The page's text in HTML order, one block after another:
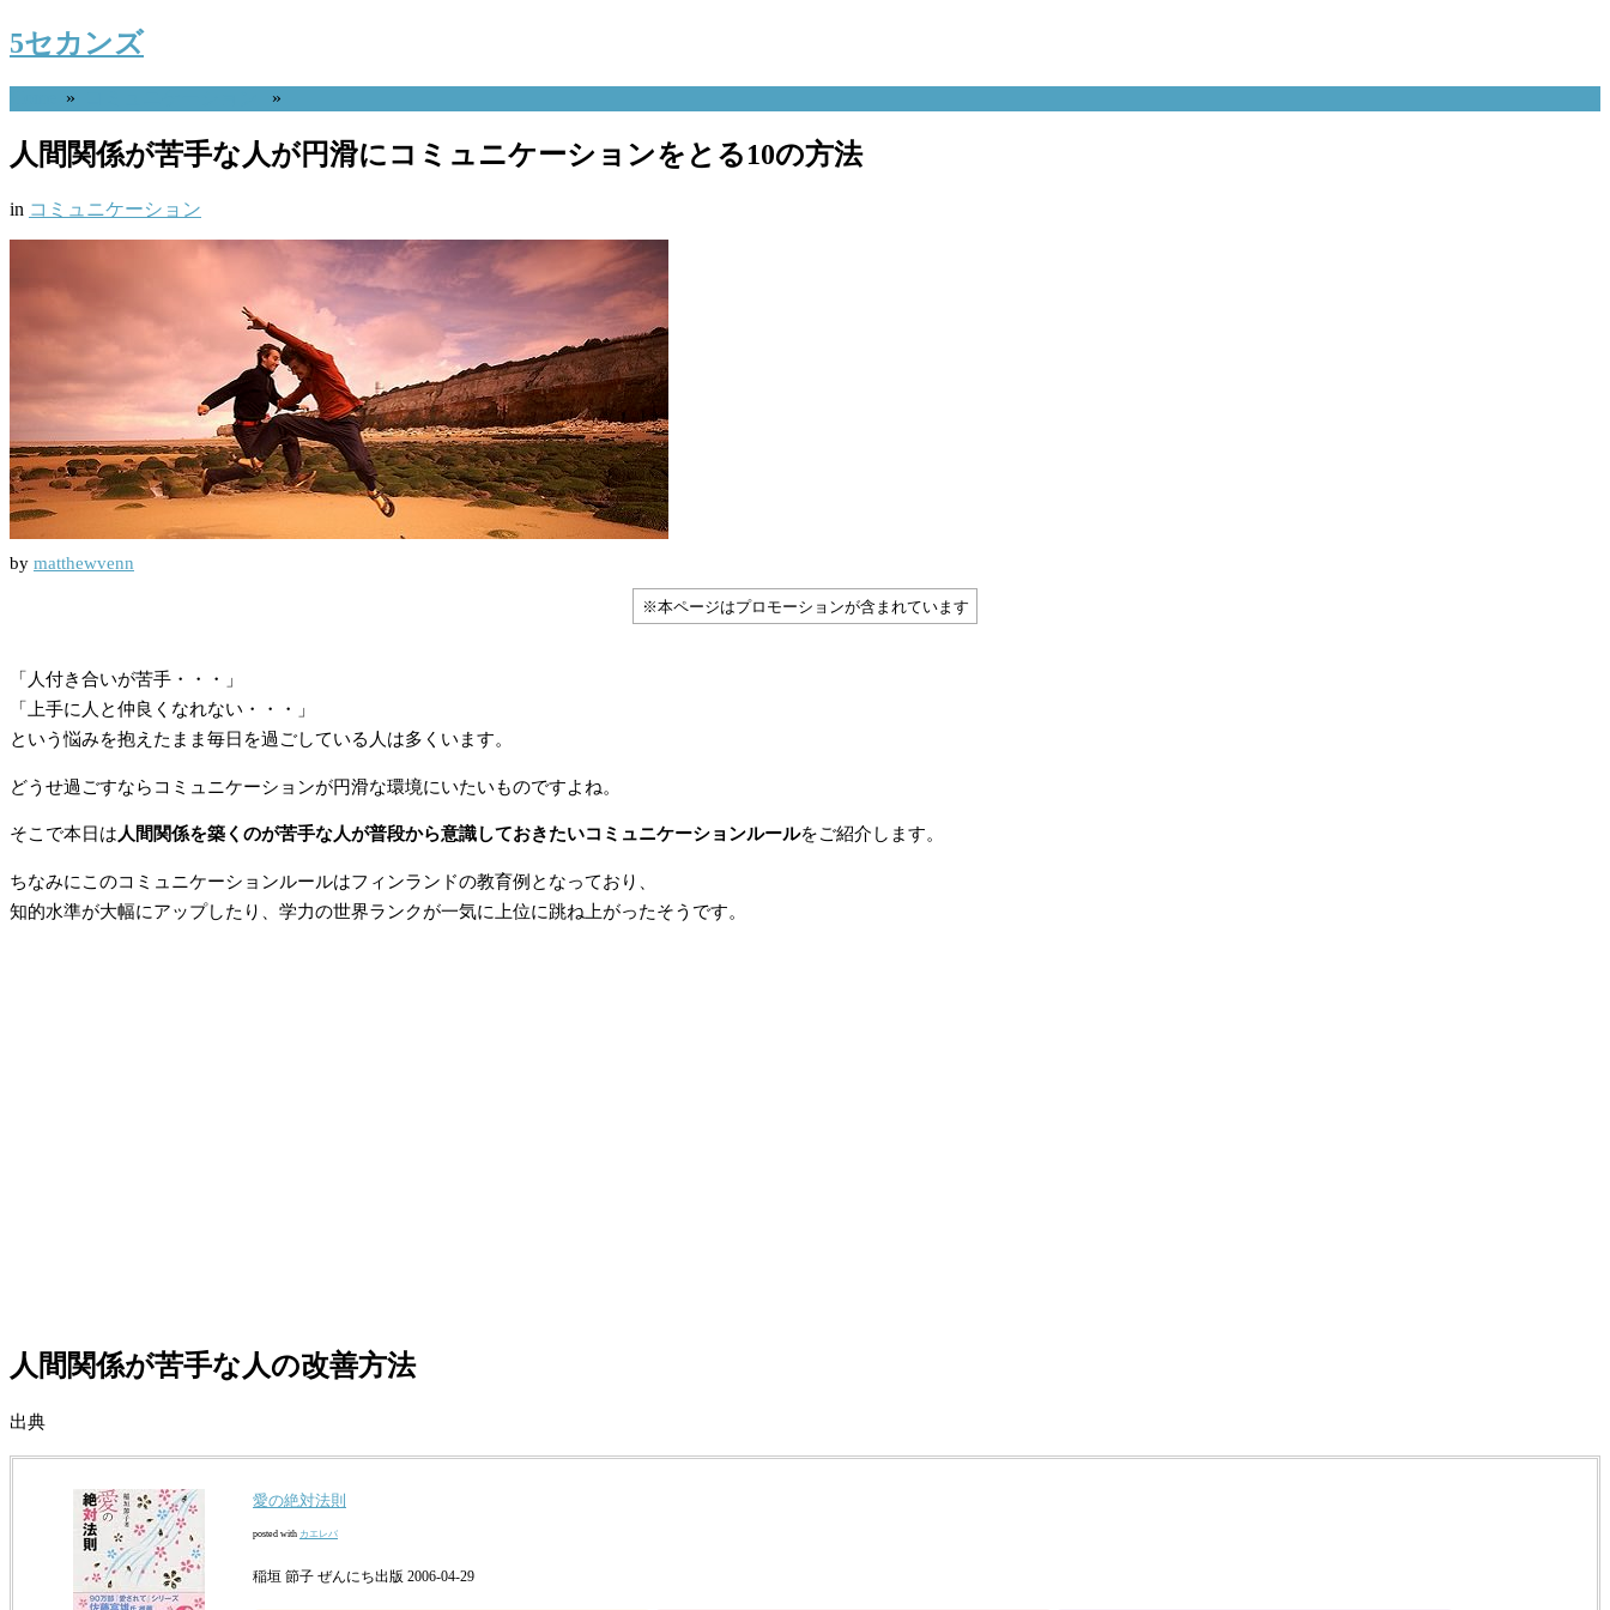
5セカンズ
» »
人間関係が苦手な人が円滑にコミュニケーションをとる10の方法
in コミュニケーション
by matthewvenn
※本ページはプロモーションが含まれています
「人付き合いが苦手・・・」
「上手に人と仲良くなれない・・・」
という悩みを抱えたまま毎日を過ごしている人は多くいます。
どうせ過ごすならコミュニケーションが円滑な環境にいたいものですよね。
そこで本日は 人間関係を築くのが苦手な人が普段から意識しておきたいコミュニケーションルールをご紹介します。
ちなみにこのコミュニケーションルールはフィンランドの教育例となっており、
知的水準が大幅にアップしたり、学力の世界ランクが一気に上位に跳ね上がったそうです。
人間関係が苦手な人の改善方法
出典
愛の絶対法則
posted with カエレバ
稲垣 節子 ぜんにち出版 2006-04-29